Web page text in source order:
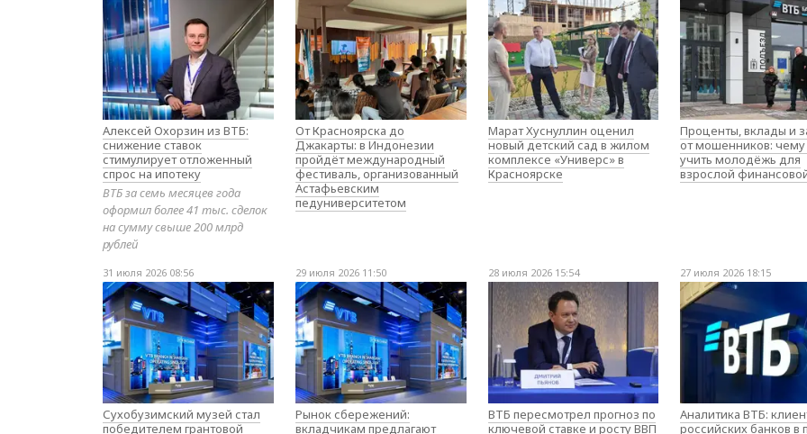
Алексей Охорзин из ВТБ:
снижение ставок
стимулирует отложенный
спрос на ипотеку
ВТБ за семь месяцев года
оформил более 41 тыс. сделок
на сумму свыше 200 млрд
рублей
От Красноярска до
Джакарты: в Индонезии
пройдёт международный
фестиваль, организованный
Астафьевским
педуниверситетом
Марат Хуснуллин оценил
новый детский сад в жилом
комплексе «Универс» в
Красноярске
Проценты, вклады и
от мошенников: чему
учить молодёжь для
взрослой
31 июля 2026 08:56
Сухобузимский музей стал
победителем грантовой
29 июля 2026 11:50
Рынок сбережений:
вкладчикам предлагают
28 июля 2026 15:54
ВТБ пересмотрел прогноз по
ключевой ставке и росту ВВП
27 июля 2026 18:15
Аналитика ВТБ:
российских банков в